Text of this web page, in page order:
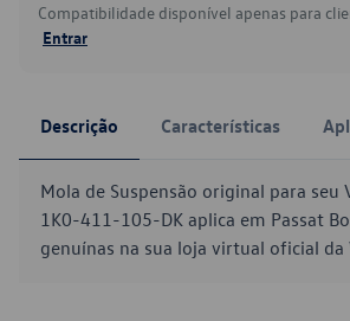
Compatibilidade disponível apenas para
Entrar
Descrição Características
Mola de Suspensão original para seu
1K0-411-105-DK aplica em Passat
genuínas na sua loja virtual oficial da